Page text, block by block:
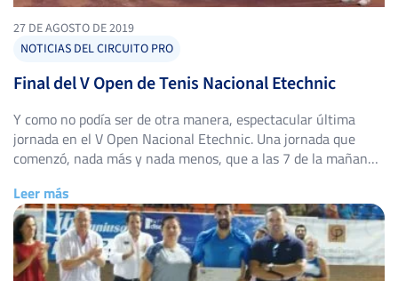
27 DE AGOSTO DE 2019
NOTICIAS DEL CIRCUITO PRO
Final del V Open de Tenis Nacional Etechnic
Y como no podía ser de otra manera, espectacular última
jornada en el V Open Nacional Etechnic. Una jornada que
comenzó, nada más y nada menos, que a las 7 de la mañana,
pie con obstáculos). Continuó, a las 11:30 horas, con un Clinic
[…]
Leer más